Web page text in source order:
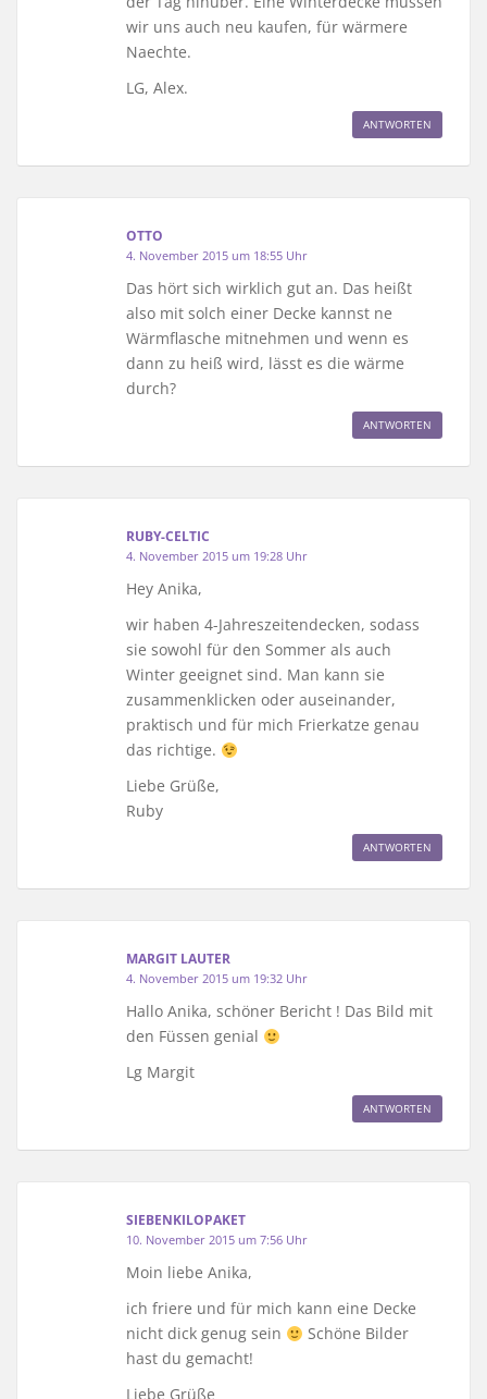
wir uns auch neu kaufen, für wärmere
Naechte.
LG, Alex.
ANTWORTEN
OTTO
4. November 2015 um 18:55 Uhr
Das hört sich wirklich gut an. Das heißt
also mit solch einer Decke kannst ne
Wärmflasche mitnehmen und wenn es
dann zu heiß wird, lässt es die wärme
durch?
ANTWORTEN
RUBY-CELTIC
4. November 2015 um 19:28 Uhr
Hey Anika,
wir haben 4-Jahreszeitendecken, sodass
sie sowohl für den Sommer als auch
Winter geeignet sind. Man kann sie
zusammenklicken oder auseinander,
praktisch und für mich Frierkatze genau
das richtige.
Liebe Grüße,
Ruby
ANTWORTEN
MARGIT LAUTER
4. November 2015 um 19:32 Uhr
Hallo Anika, schöner Bericht ! Das Bild mit
den Füssen genial
Lg Margit
ANTWORTEN
SIEBENKILOPAKET
10. November 2015 um 7:56 Uhr
Moin liebe Anika,
ich friere und für mich kann eine Decke
nicht dick genug sein
Schöne Bilder
hast du gemacht!
Liebe Grüße